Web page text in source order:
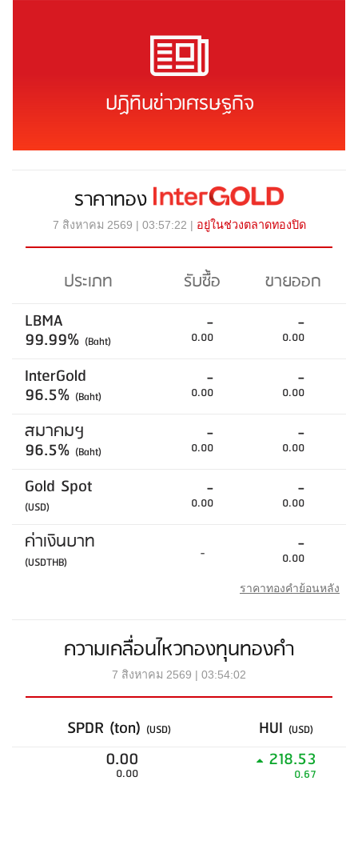
ปฏิทินข่าวเศรษฐกิจ
ราคาทอง
7 สิงหาคม 2569 | 03:57:22 | อยู่ในช่วงตลาดทองปิด
ประเภท รับซื้อ
ขายออก
LBMA
99.99% (Baht)
-
0.00
-
0.00
InterGold
96.5% (Baht)
-
0.00
-
0.00
สมาคมฯ
96.5% (Baht)
-
0.00
-
0.00
Gold Spot
(USD)
-
0.00
-
0.00
ค่าเงินบาท
(USDTHB) - -
0.00
ราคาทองคำย้อนหลัง
ความเคลื่อนไหวกองทุนทองคำ
7 สิงหาคม 2569 | 03:54:02
SPDR (ton) (USD) HUI (USD)
0.00
0.00
218.53
0.67